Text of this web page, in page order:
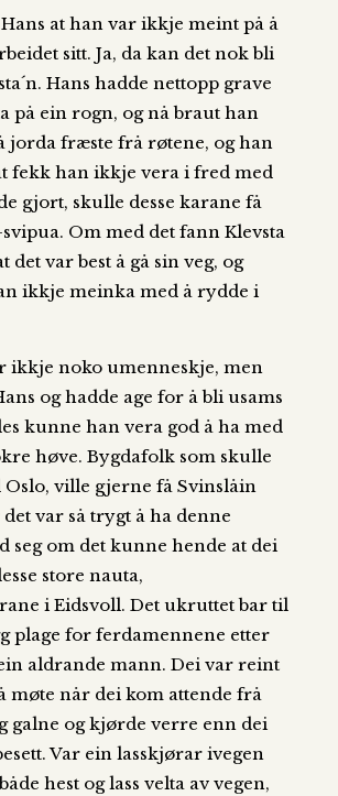
Hans at han var ikkje meint på å
sitt. Ja, da kan det nok bli
Hans hadde nettopp grave
på ein rogn, og nå braut han
jorda fræste frå røtene, og han
fekk han ikkje vera i fred med
gjort, skulle desse karane få
Om med det fann Klevsta
det var best å gå sin veg, og
ikkje meinka med å rydde i
ikkje noko umenneskje, men
og hadde age for å bli usams
kunne han vera god å ha med
høve. Bygdafolk som skulle
ville gjerne få Svinslåin
var så trygt å ha denne
seg om det kunne hende at dei
store nauta,
i Eidsvoll. Det ukruttet bar til
plage for ferdamennene etter
aldrande mann. Dei var reint
møte når dei kom attende frå
galne og kjørde verre enn dei
Var ein lasskjørar ivegen
hest og lass velta av vegen,